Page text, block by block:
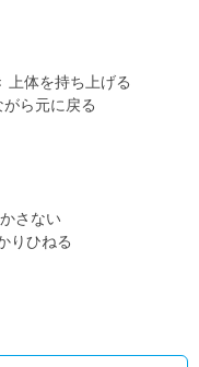
上体を持ち上げる
ら元に戻る
さない
りひねる